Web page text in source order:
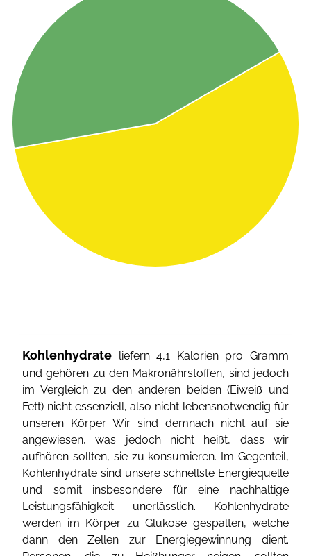
Kohlenhydrate liefern 4,1 Kalorien pro Gramm
und gehören zu den Makronährstoffen, sind jedoch
im Vergleich zu den anderen beiden (Eiweiß und
Fett) nicht essenziell, also nicht lebensnotwendig für
unseren Körper. Wir sind demnach nicht auf sie
angewiesen, was jedoch nicht heißt, dass wir
aufhören sollten, sie zu konsumieren. Im Gegenteil,
Kohlenhydrate sind unsere schnellste Energiequelle
und somit insbesondere für eine nachhaltige
Leistungsfähigkeit unerlässlich. Kohlenhydrate
werden im Körper zu Glukose gespalten, welche
dann den Zellen zur Energiegewinnung dient.